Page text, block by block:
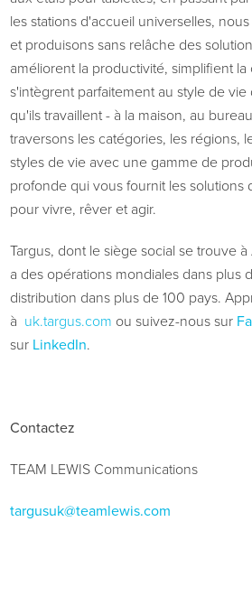
les stations d'accueil universelles,
et produisons sans relâche des
améliorent la productivité, simplifient
s'intègrent parfaitement au style de
qu'ils travaillent - à la maison, au
traversons les catégories, les régions,
styles de vie avec une gamme de
profonde qui vous fournit les solutions
pour vivre, rêver et agir.
Targus, dont le siège social se trouve
a des opérations mondiales dans plus
distribution dans plus de 100 pays.
à uk.targus.com ou suivez-nous sur
sur LinkedIn.
Contactez
TEAM LEWIS Communications
targusuk@teamlewis.com